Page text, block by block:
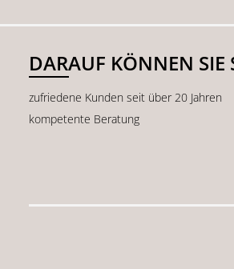
DARAUF KÖNNEN SIE
zufriedene Kunden seit über 20 Jahren
kompetente Beratung